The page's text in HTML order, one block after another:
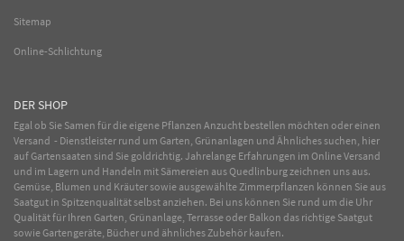
Sitemap
Online-Schlichtung
DER SHOP
Egal ob Sie Samen für die eigene Pflanzen Anzucht bestellen möchten oder einen
Versand - Dienstleister rund um Garten, Grünanlagen und Ähnliches suchen, hier
auf Gartensaaten sind Sie goldrichtig. Jahrelange Erfahrungen im OnlineVersand
und im Lagern und Handeln mit Sämereien aus Quedlinburg zeichnen uns aus.
Gemüse, Blumen und Kräuter sowie ausgewählteZimmerpflanzen können Sie aus
Saatgut in Spitzenqualität selbst anziehen. Bei uns können Sie rund um die Uhr
Qualität für Ihren Garten, Grünanlage, Terrasse oder Balkon das richtige Saatgut
sowie Gartengeräte, Bücher und ähnliches Zubehör kaufen.